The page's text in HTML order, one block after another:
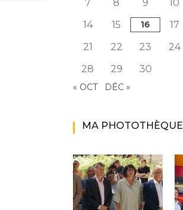
7
8 9 10
14
15 16 17
21 22 23 24
28 29 30
« OCT DÉC »
MA PHOTOTHÈQUE